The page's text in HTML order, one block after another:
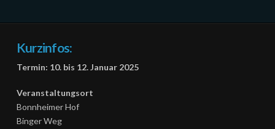
Kurzinfos:
Termin: 10. bis 12. Januar 2025
Veranstaltungsort
Bonnheimer Hof
Binger Weg